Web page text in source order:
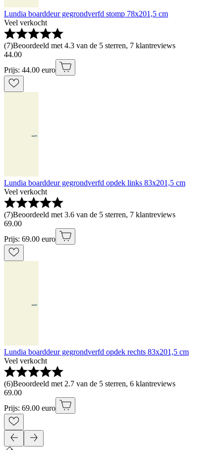
Lundia boarddeur gegrondverfd stomp 78x201,5 cm
Veel verkocht
(7)Beoordeeld met 4.3 van de 5 sterren, 7 klantreviews
44.00
Prijs: 44.00 euro
Lundia boarddeur gegrondverfd opdek links 83x201,5 cm
Veel verkocht
(7)Beoordeeld met 3.6 van de 5 sterren, 7 klantreviews
69.00
Prijs: 69.00 euro
Lundia boarddeur gegrondverfd opdek rechts 83x201,5 cm
Veel verkocht
(6)Beoordeeld met 2.7 van de 5 sterren, 6 klantreviews
69.00
Prijs: 69.00 euro